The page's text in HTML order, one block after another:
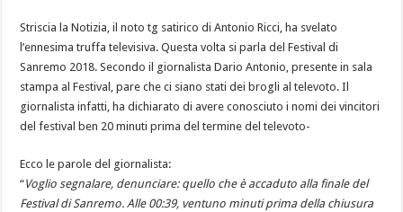
Striscia la Notizia, il noto tg satirico di Antonio Ricci, ha svelato
l’ennesima truffa televisiva. Questa volta si parla del Festival di
Sanremo 2018. Secondo il giornalista Dario Antonio, presente in sala
stampa al Festival, pare che ci siano stati dei brogli al televoto. Il
giornalista infatti, ha dichiarato di avere conosciuto i nomi dei vincitori
del festival ben 20 minuti prima del termine del televoto-
Ecco le parole del giornalista:
“Voglio segnalare, denunciare: quello che è accaduto alla finale del
Festival di Sanremo. Alle 00:39, ventuno minuti prima della chiusura